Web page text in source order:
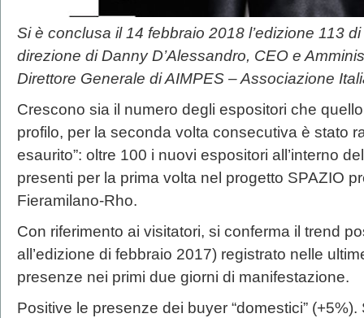
Si è conclusa il 14 febbraio 2018 l’edizione 113
direzione di Danny D’Alessandro, CEO e
Direttore Generale di AIMPES – Associazione
Crescono sia il numero degli espositori che
profilo, per la seconda volta consecutiva è stato
esaurito”: oltre 100 i nuovi espositori all’interno
presenti per la prima volta nel progetto SPAZIO
Fieramilano-Rho.
Con riferimento ai visitatori, si conferma il trend
all’edizione di febbraio 2017) registrato nelle
presenze nei primi due giorni di manifestazione.
Positive le presenze dei buyer “domestici”